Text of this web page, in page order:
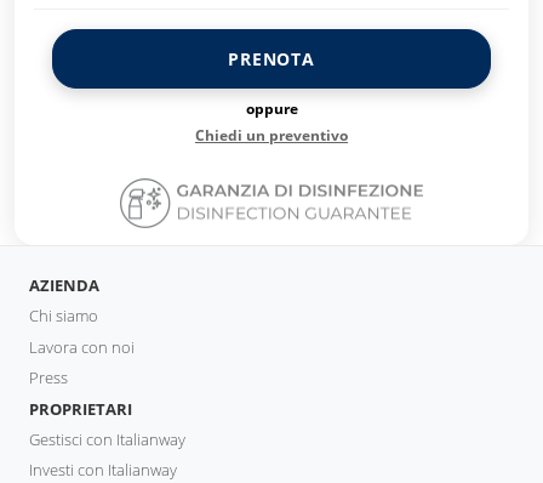
PRENOTA
oppure
Chiedi un preventivo
AZIENDA
Chi siamo
Lavora con noi
Press
PROPRIETARI
Gestisci con Italianway
Investi con Italianway